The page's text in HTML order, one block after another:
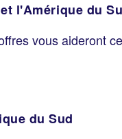
l'Amérique du
vous aideront
du Sud